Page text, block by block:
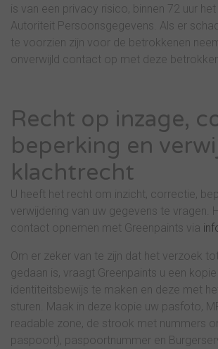
is van een privacy risico, binnen 72 uur
Autoriteit Persoonsgegevens. Als er
te voorzien zijn voor de betrokkenen
onverwijld contact op met deze
Recht op inzage,
beperking en
klachtrecht
U heeft het recht om inzicht, correctie,
verwijdering van uw gegevens te vragen.
contact opnemen met Greenpaints via
Om er zeker van te zijn dat het verzoek
gedaan is, vraagt Greenpaints u een
identiteitsbewijs te maken en deze met
sturen. Maak in deze kopie uw pasfoto,
readable zone, de strook met nummers
paspoort), paspoortnummer en